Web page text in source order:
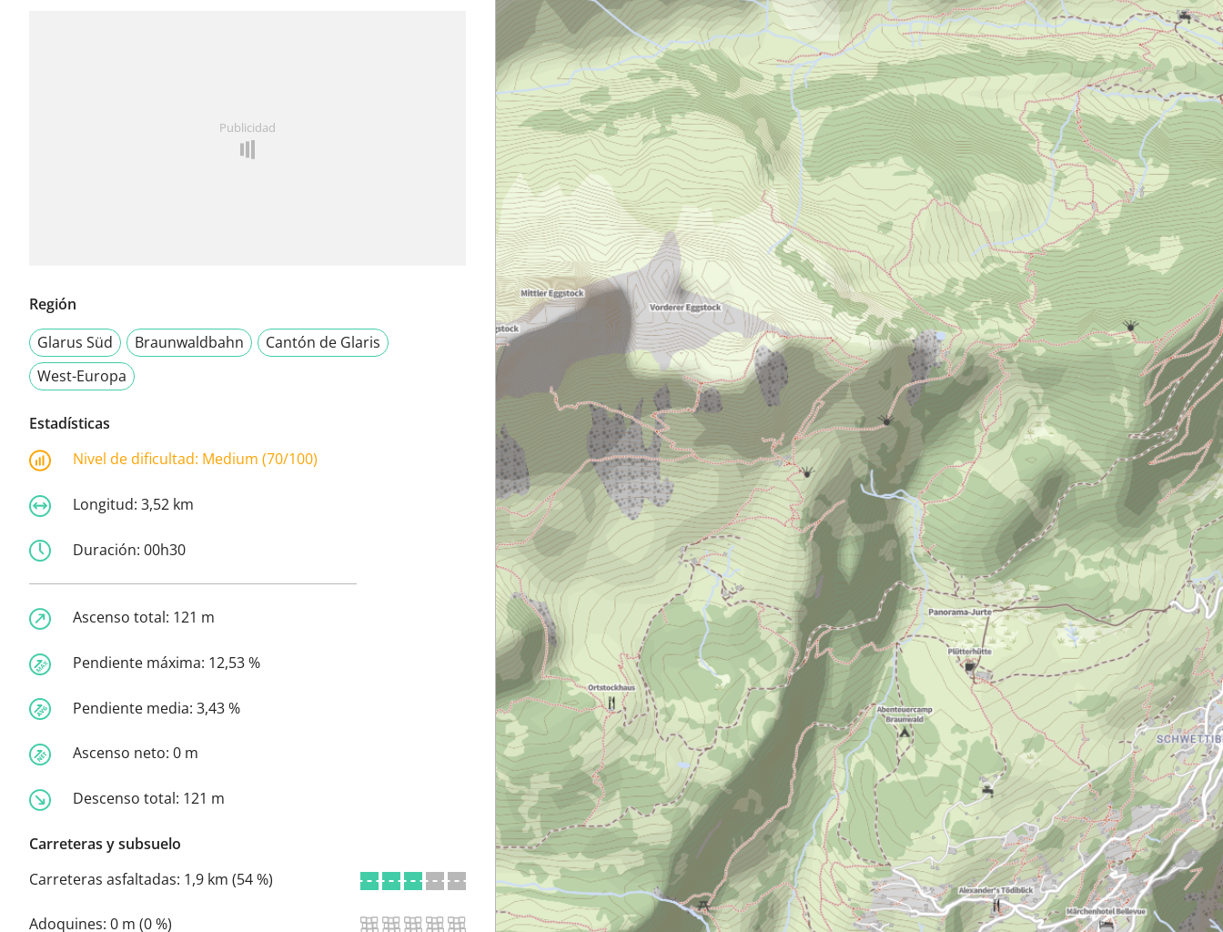
Publicidad
Región
Glarus Süd
Braunwaldbahn
Cantón de Glaris
West-Europa
Estadísticas
Nivel de dificultad: Medium (70/100)
Longitud: 3,52 km
Duración: 00h30
Ascenso total: 121 m
Pendiente máxima: 12,53 %
Pendiente media: 3,43 %
Ascenso neto: 0 m
Descenso total: 121 m
Carreteras y subsuelo
Carreteras asfaltadas: 1,9 km (54 %)
Adoquines: 0 m (0 %)